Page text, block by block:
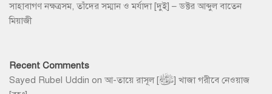
সাহাবাগণ নক্ষত্রসম, তাঁদের সম্মান ও মর্যাদা [দুই] – ডক্টর আব্দুল বাতেন
মিয়াজী
Recent Comments
Sayed Rubel Uddin on আ-তায়ে রাসূল [ﷺ] খাজা গরীবে নেওয়াজ